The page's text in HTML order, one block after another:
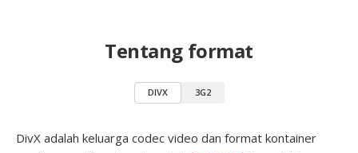
Tentang format
DIVX 3G2
DivX adalah keluarga codec video dan format kontainer